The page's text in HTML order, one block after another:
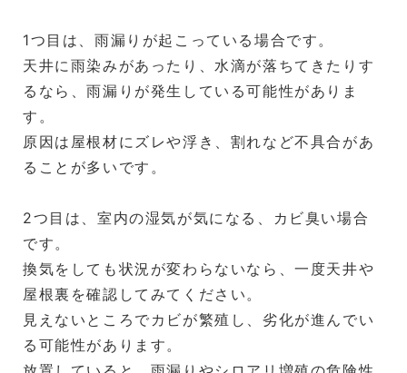
1つ目は、雨漏りが起こっている場合です。
天井に雨染みがあったり、水滴が落ちてきたりす
るなら、雨漏りが発生している可能性がありま
す。
原因は屋根材にズレや浮き、割れなど不具合があ
ることが多いです。
2つ目は、室内の湿気が気になる、カビ臭い場合
です。
換気をしても状況が変わらないなら、一度天井や
屋根裏を確認してみてください。
見えないところでカビが繁殖し、劣化が進んでい
る可能性があります。